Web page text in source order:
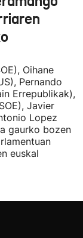
Oihane
Pernando
Errepublikak),
Javier
Lopez
gaurko bozen
euskal